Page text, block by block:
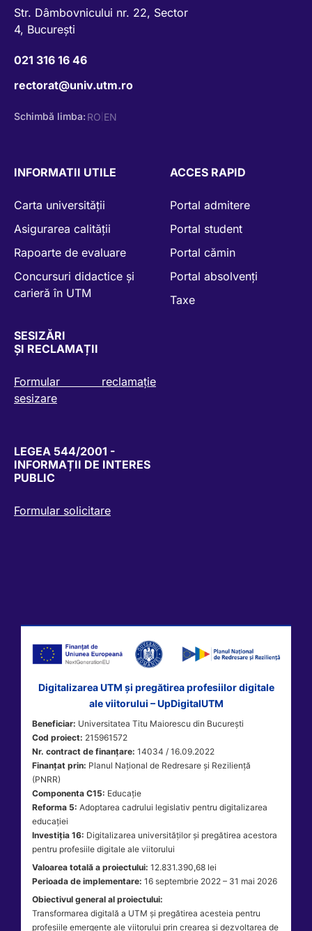
Str. Dâmbovnicului nr. 22, Sector
4, Bucureşti
021 316 16 46
rectorat@univ.utm.ro
Schimbă limba: RO EN
INFORMATII UTILE
Carta universității
Asigurarea calității
Rapoarte de evaluare
Concursuri didactice și
carieră în UTM
ACCES RAPID
Portal admitere
Portal student
Portal cămin
Portal absolvenți
Taxe
SESIZĂRI
ȘI RECLAMAȚII
Formular reclamație
sesizare
LEGEA 544/2001 -
INFORMAȚII DE INTERES
PUBLIC
Formular solicitare
Digitalizarea UTM și pregătirea profesiilor digitale
ale viitorului – UpDigitalUTM
Beneficiar: Universitatea Titu Maiorescu din București
Cod proiect: 215961572
Nr. contract de finanțare: 14034 / 16.09.2022
Finanțat prin: Planul Național de Redresare și Reziliență
(PNRR)
Componenta C15: Educație
Reforma 5: Adoptarea cadrului legislativ pentru digitalizarea
educației
Investiția 16: Digitalizarea universităților și pregătirea acestora
pentru profesiile digitale ale viitorului
Valoarea totală a proiectului: 12.831.390,68 lei
Perioada de implementare: 16 septembrie 2022 – 31 mai 2026
Obiectivul general al proiectului:
Transformarea digitală a UTM și pregătirea acesteia pentru
profesiile emergente ale viitorului prin crearea și dezvoltarea de